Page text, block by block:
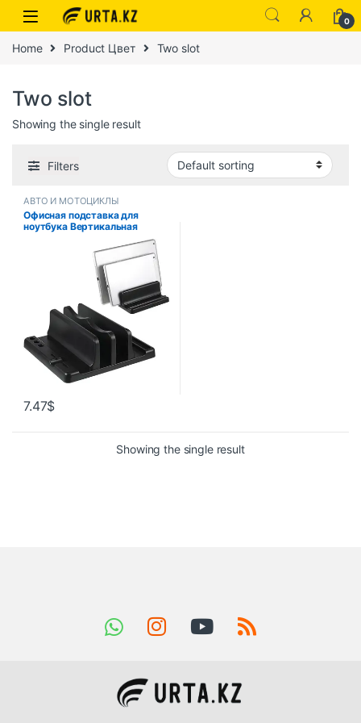
0
Home Product Цвет Two slot
Two slot
Showing the single result
Filters
АВТО И МОТОЦИКЛЫ
Офисная подставка для
ноутбука Вертикальная
экономия места на рабочем
столе Легко разместить
компьютерные аксессуары
Масштабируемая ширина
Хранение офисного стола
7.47$
Showing the single result